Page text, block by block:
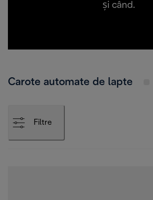
și când.
Carote automate de lapte
Filtre